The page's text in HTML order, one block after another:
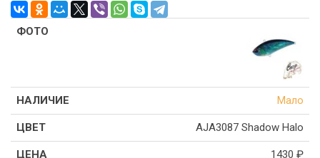
Мало
AJA3087 Shadow Halo
1430 ₽